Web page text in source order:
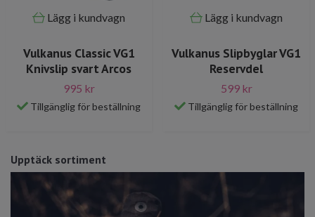
Upptäck sortiment
Lägg i kundvagn
Vulkanus Classic VG1
Knivslip svart Arcos
995 kr
Tillgänglig för beställning
Lägg i kundvagn
Vulkanus Slipbyglar VG1
Reservdel
599 kr
Tillgänglig för beställning